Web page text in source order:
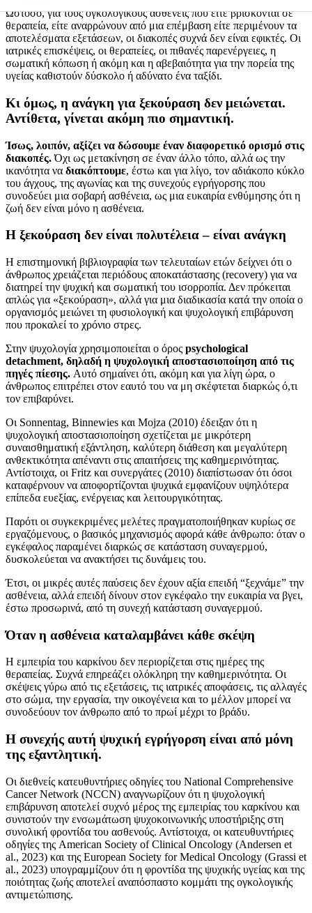
Ωστόσο, για τους ογκολογικούς ασθενείς που είτε βρίσκονται σε
θεραπεία, είτε αναρρώνουν από μια επέμβαση είτε περιμένουν τα
αποτελέσματα εξετάσεων, οι διακοπές συχνά δεν είναι εφικτές. Οι
ιατρικές επισκέψεις, οι θεραπείες, οι πιθανές παρενέργειες, η
σωματική κόπωση ή ακόμη και η αβεβαιότητα για την πορεία της
υγείας καθιστούν δύσκολο ή αδύνατο ένα ταξίδι.
Κι όμως, η ανάγκη για ξεκούραση δεν μειώνεται.
Αντίθετα, γίνεται ακόμη πιο σημαντική.
Ίσως, λοιπόν, αξίζει να δώσουμε έναν διαφορετικό ορισμό στις
διακοπές.Όχι ως μετακίνηση σε έναν άλλο τόπο, αλλά ως την
ικανότητα να διακόπτουμε, έστω και για λίγο, τον αδιάκοπο κύκλο
του άγχους, της αγωνίας και της συνεχούς εγρήγορσης που
συνοδεύει μια σοβαρή ασθένεια, ως μια ευκαιρία ενθύμησης ότι η
ζωή δεν είναι μόνο η ασθένεια.
Η ξεκούραση δεν είναι πολυτέλεια – είναι ανάγκη
Η επιστημονική βιβλιογραφία των τελευταίων ετών δείχνει ότι ο
άνθρωπος χρειάζεται περιόδους αποκατάστασης (recovery) για να
διατηρεί την ψυχική και σωματική του ισορροπία. Δεν πρόκειται
απλώς για «ξεκούραση», αλλά για μια διαδικασία κατά την οποία ο
οργανισμός μειώνει τη φυσιολογική και ψυχολογική επιβάρυνση
που προκαλεί το χρόνιο στρες.
Στην ψυχολογία χρησιμοποιείται ο όρος psychological
detachment, δηλαδή η ψυχολογική αποστασιοποίηση από τις
πηγές πίεσης. Αυτό σημαίνει ότι, ακόμη και για λίγη ώρα, ο
άνθρωπος επιτρέπει στον εαυτό του να μη σκέφτεται διαρκώς ό,τι
τον επιβαρύνει.
Οι Sonnentag, Binnewies και Mojza (2010) έδειξαν ότι η
ψυχολογική αποστασιοποίηση σχετίζεται με μικρότερη
συναισθηματική εξάντληση, καλύτερη διάθεση και μεγαλύτερη
ανθεκτικότητα απέναντι στις απαιτήσεις της καθημερινότητας.
Αντίστοιχα, οι Fritz και συνεργάτες (2010) διαπίστωσαν ότι όσοι
καταφέρνουν να αποφορτίζονται ψυχικά εμφανίζουν υψηλότερα
επίπεδα ευεξίας, ενέργειας και λειτουργικότητας.
Παρότι οι συγκεκριμένες μελέτες πραγματοποιήθηκαν κυρίως σε
εργαζόμενους, ο βασικός μηχανισμός αφορά κάθε άνθρωπο: όταν ο
εγκέφαλος παραμένει διαρκώς σε κατάσταση συναγερμού,
δυσκολεύεται να ανακτήσει τις δυνάμεις του.
Έτσι, οι μικρές αυτές παύσεις δεν έχουν αξία επειδή “ξεχνάμε” την
ασθένεια, αλλά επειδή δίνουν στον εγκέφαλο την ευκαιρία να βγει,
έστω προσωρινά, από τη συνεχή κατάσταση συναγερμού.
Όταν η ασθένεια καταλαμβάνει κάθε σκέψη
Η εμπειρία του καρκίνου δεν περιορίζεται στις ημέρες της
θεραπείας. Συχνά επηρεάζει ολόκληρη την καθημερινότητα. Οι
σκέψεις γύρω από τις εξετάσεις, τις ιατρικές αποφάσεις, τις αλλαγές
στο σώμα, την εργασία, την οικογένεια και το μέλλον μπορεί να
συνοδεύουν τον άνθρωπο από το πρωί μέχρι το βράδυ.
Η συνεχής αυτή ψυχική εγρήγορση είναι από μόνη
της εξαντλητική.
Οι διεθνείς κατευθυντήριες οδηγίες του National Comprehensive
Cancer Network (NCCN) αναγνωρίζουν ότι η ψυχολογική
επιβάρυνση αποτελεί συχνό μέρος της εμπειρίας του καρκίνου και
συνιστούν την ενσωμάτωση ψυχοκοινωνικής υποστήριξης στη
συνολική φροντίδα του ασθενούς. Αντίστοιχα, οι κατευθυντήριες
οδηγίες της American Society of Clinical Oncology (Andersen et
al., 2023) και της European Society for Medical Oncology (Grassi et
al., 2023) υπογραμμίζουν ότι η φροντίδα της ψυχικής υγείας και της
ποιότητας ζωής αποτελεί αναπόσπαστο κομμάτι της ογκολογικής
αντιμετώπισης.